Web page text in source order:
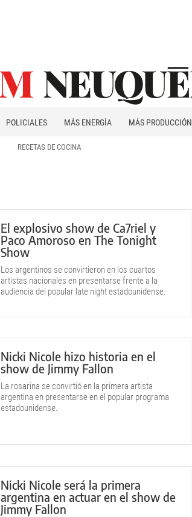
POLICIALES MÁS ENERGÍA MÁS PRODUCCIÓN
RECETAS DE COCINA
El explosivo show de Ca7riel y
Paco Amoroso en The Tonight
Show
Los argentinos se convirtieron en los cuartos
artistas nacionales en presentarse frente a la
audiencia del popular late night estadounidense.
Nicki Nicole hizo historia en el
show de Jimmy Fallon
La rosarina se convirtió en la primera artista
argentina en presentarse en el popular programa
estadounidense.
Nicki Nicole será la primera
argentina en actuar en el show de
Jimmy Fallon